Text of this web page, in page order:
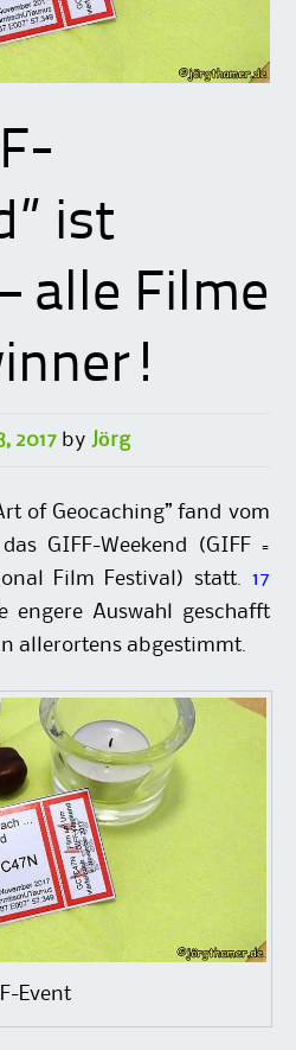
ist
alle Filme
2017 byJörg
of Geocaching” fand vom
GIFF-Weekend (GIFF =
Film Festival) statt. 17
engere Auswahl geschafft
allerortens abgestimmt.
Event